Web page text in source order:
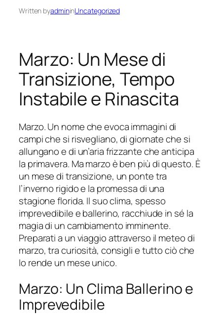
Written byadmininUncategorized
Marzo: Un Mese di
Transizione, Tempo
Instabile e Rinascita
Marzo. Un nome che evoca immagini di
campi che si risvegliano, di giornate che si
allungano e di un’aria frizzante che anticipa
la primavera. Ma marzo è ben più di questo. È
un mese di transizione, un ponte tra
l’inverno rigido e la promessa di una
stagione florida. Il suo clima, spesso
imprevedibile e ballerino, racchiude in sé la
magia di un cambiamento imminente.
Preparati a un viaggio attraverso il meteo di
marzo, tra curiosità, consigli e tutto ciò che
lo rende un mese unico.
Marzo: Un Clima Ballerino e
Imprevedibile